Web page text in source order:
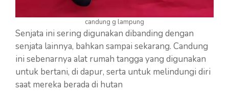
candung g lampung
Senjata ini sering digunakan dibanding dengan
senjata lainnya, bahkan sampai sekarang. Candung
ini sebenarnya alat rumah tangga yang digunakan
untuk bertani, di dapur, serta untuk melindungi diri
saat mereka berada di hutan